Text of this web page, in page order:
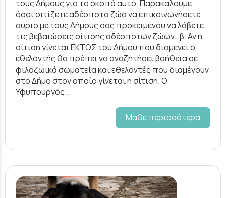
τους Δήμους για το σκοπό αυτό. Παρακαλούμε
όσοι σιτίζετε αδέσποτα ζώα να επικοινωνήσετε
αύριο με τους Δήμους σας προκειμένου να λάβετε
τις βεβαιώσεις σίτισης αδέσποτων ζώων. β. Αν η
σίτιση γίνεται ΕΚΤΟΣ του Δήμου που διαμένει ο
εθελοντής θα πρέπει να αναζητήσει βοήθεια σε
φιλοζωικά σωματεία και εθελοντές που διαμένουν
στο Δήμο στον οποίο γίνεται η σίτιση. Ο
Υφυπουργός...
Μάθε περισσότερα